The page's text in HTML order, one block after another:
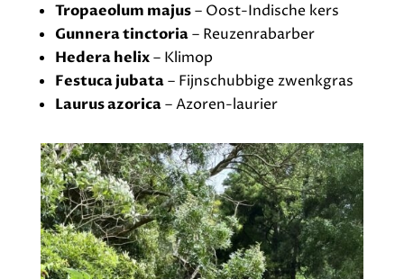
Tropaeolum majus– Oost-Indische kers
Gunnera tinctoria– Reuzenrabarber
Hedera helix– Klimop
Festuca jubata– Fijnschubbige zwenkgras
Laurus azorica– Azoren-laurier